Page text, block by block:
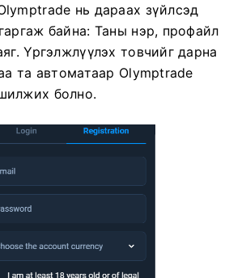
нь дараах зүйлсэд
байна: Таны нэр, профайл
Үргэлжлүүлэх товчийг дарна
та автоматаар Olymptrade
болно.